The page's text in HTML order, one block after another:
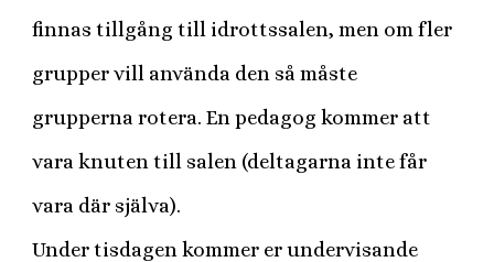
finnas tillgång till idrottssalen, men om fler
grupper vill använda den så måste
grupperna rotera. En pedagog kommer att
vara knuten till salen (deltagarna inte får
vara där själva).
Under tisdagen kommer er undervisande